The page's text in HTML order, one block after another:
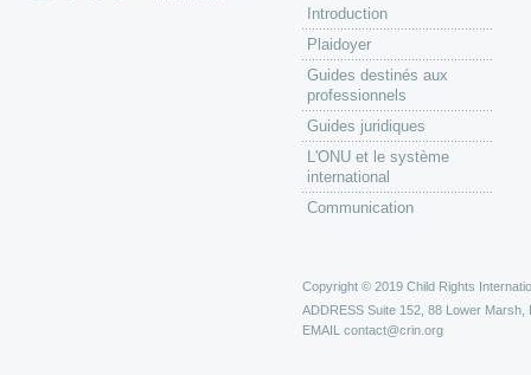
Introduction
Plaidoyer
Guides destinés aux
professionnels
Guides juridiques
L'ONU et le système
international
Communication
Copyright © 2019 Child Rights
ADDRESS Suite 152, 88 Lower Marsh,
EMAIL contact@crin.org